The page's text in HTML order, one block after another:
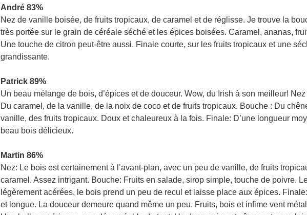
André 83%
Nez de vanille boisée, de fruits tropicaux, de caramel et de réglisse. Je trouve la
très portée sur le grain de céréale séché et les épices boisées. Caramel, ananas,
Une touche de citron peut-être aussi. Finale courte, sur les fruits tropicaux et une
grandissante.
Patrick 89%
Un beau mélange de bois, d’épices et de douceur. Wow, du Irish à son meilleur!
Du caramel, de la vanille, de la noix de coco et de fruits tropicaux. Bouche : Du
vanille, des fruits tropicaux. Doux et chaleureux à la fois. Finale: D’une longueur
beau bois délicieux.
Martin 86%
Nez: Le bois est certainement à l’avant-plan, avec un peu de vanille, de fruits
caramel. Assez intrigant. Bouche: Fruits en salade, sirop simple, touche de poivre.
légèrement acérées, le bois prend un peu de recul et laisse place aux épices.
et longue. La douceur demeure quand même un peu. Fruits, bois et infime vent